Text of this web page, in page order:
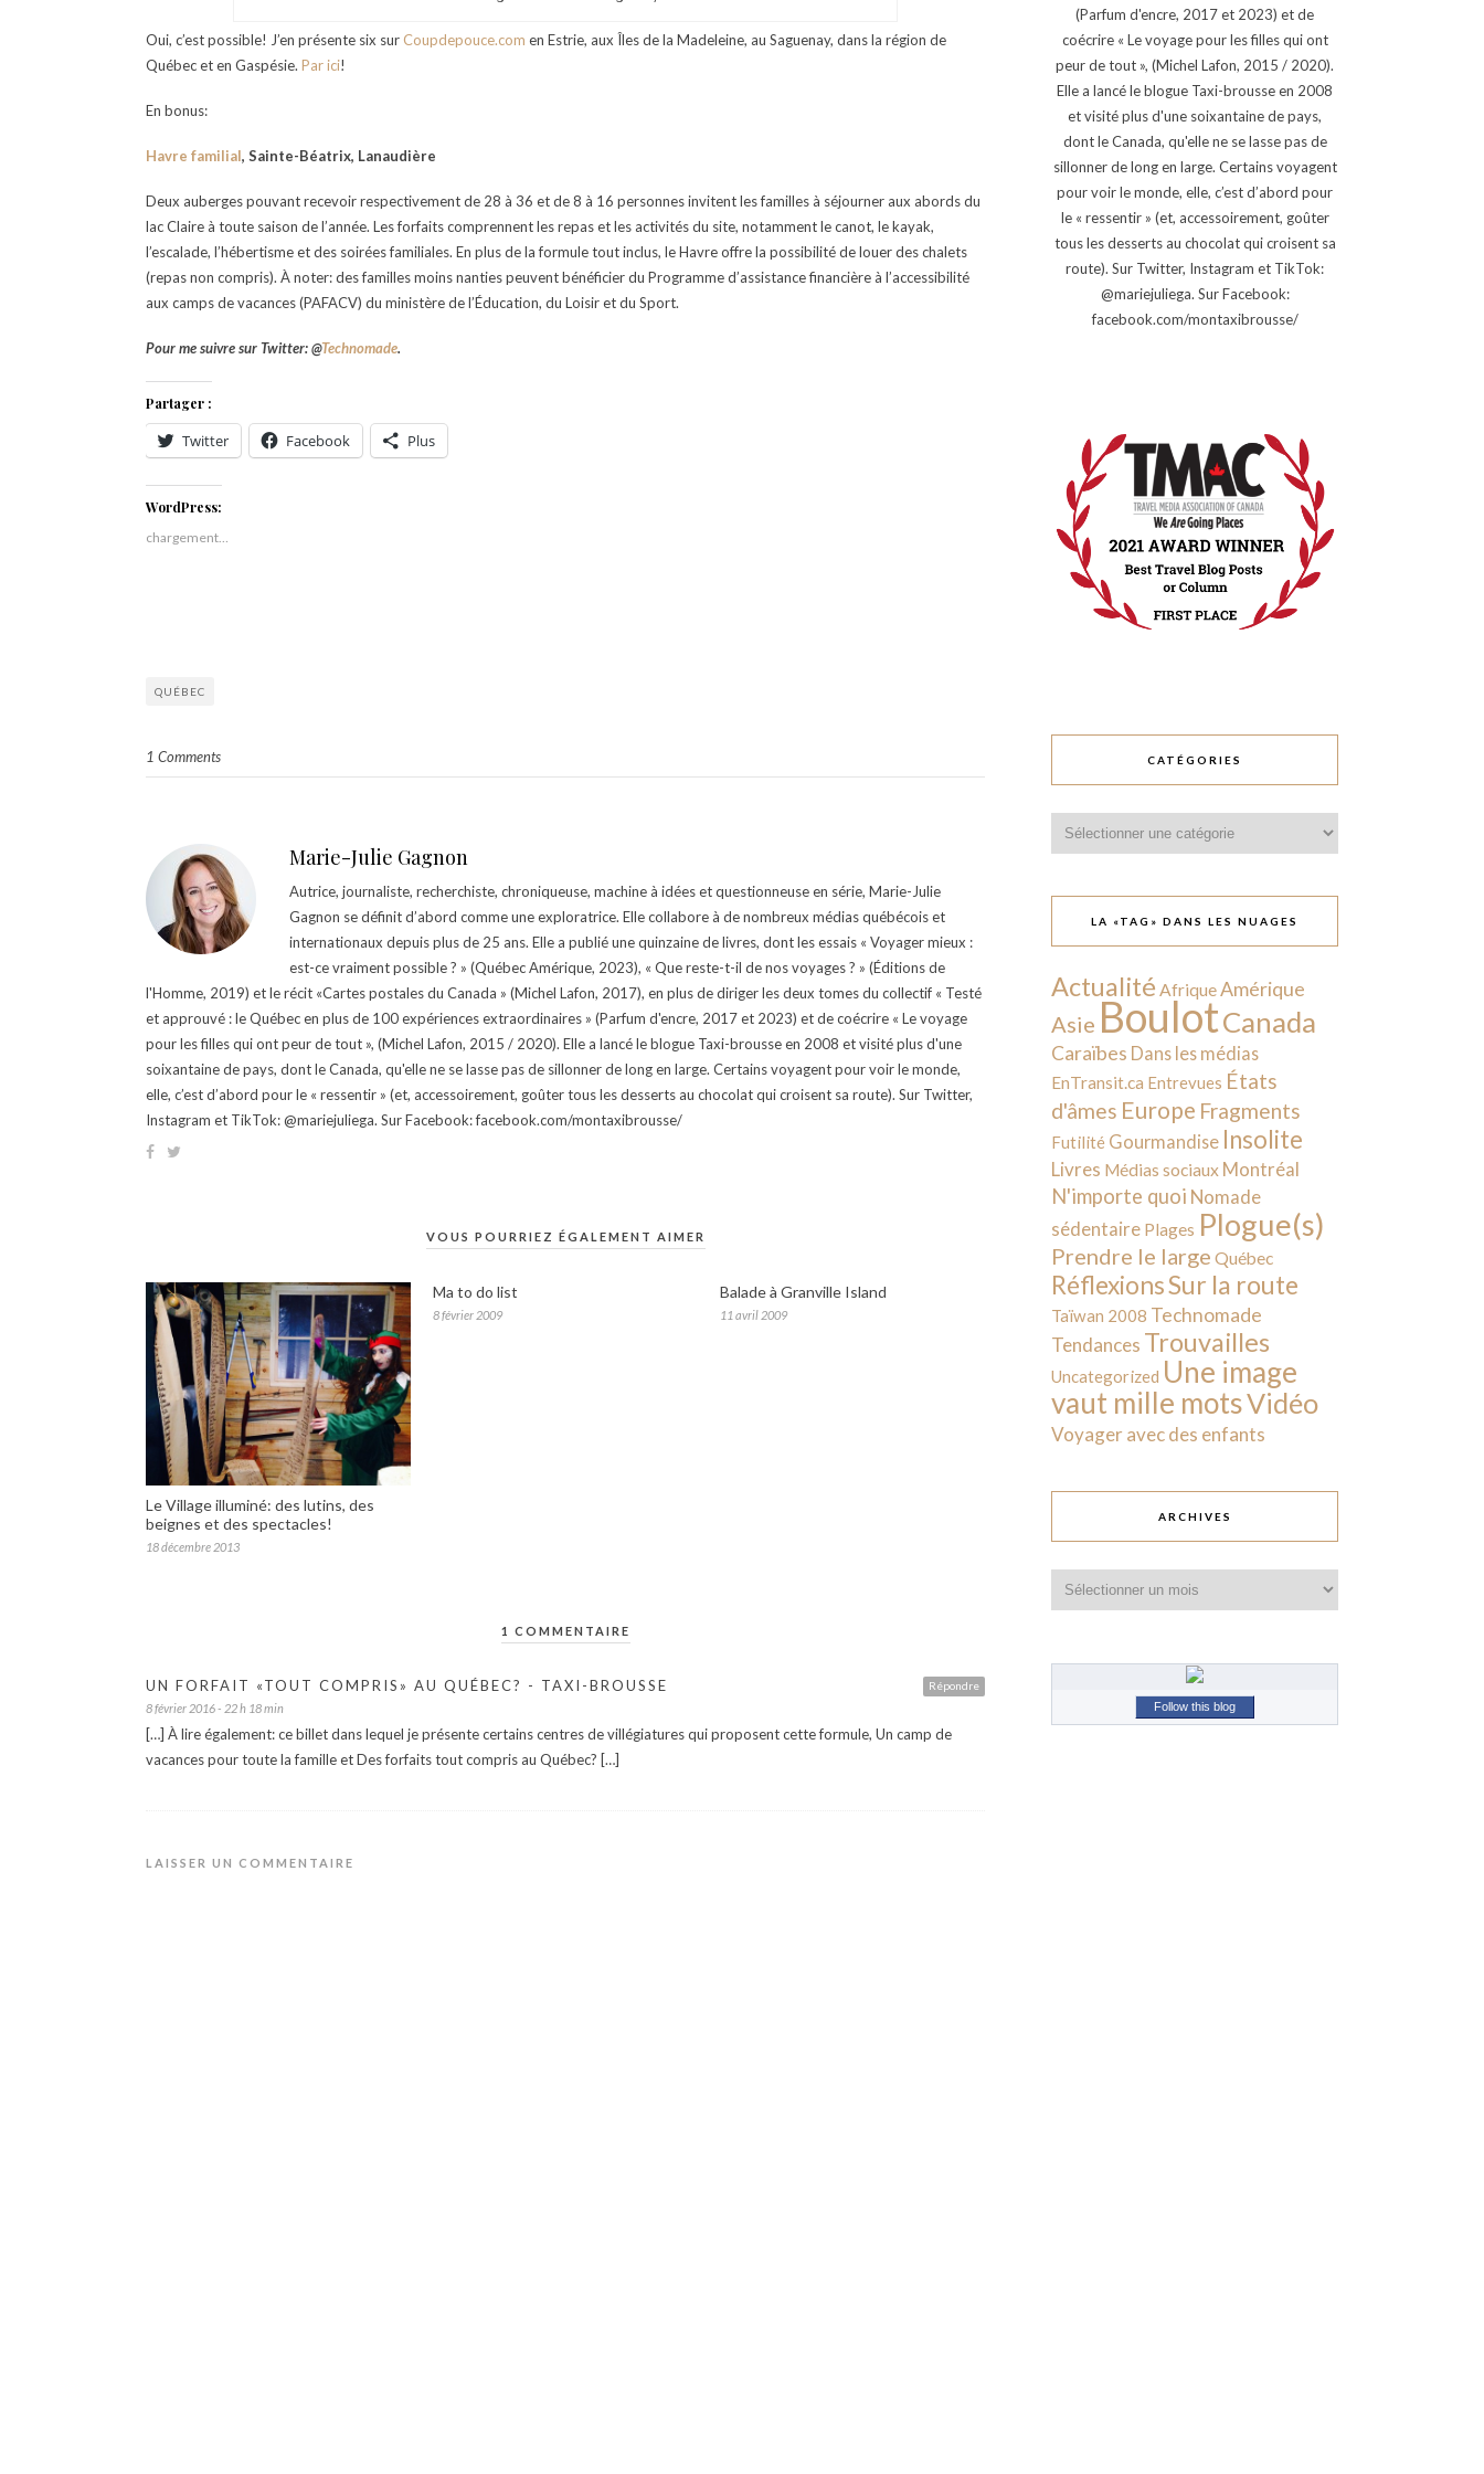
Oui, c’est possible! J’en présente six sur Coupdepouce.com en Estrie, aux Îles de la Madeleine, au Saguenay, dans la région de
Québec et en Gaspésie. Par ici!
En bonus:
Havre familial, Sainte-Béatrix, Lanaudière
Deux auberges pouvant recevoir respectivement de 28 à 36 et de 8 à 16 personnes invitent les familles à séjourner aux abords du
lac Claire à toute saison de l’année. Les forfaits comprennent les repas et les activités du site, notamment le canot, le kayak,
l’escalade, l’hébertisme et des soirées familiales. En plus de la formule tout inclus, le Havre offre la possibilité de louer des chalets
(repas non compris). À noter: des familles moins nanties peuvent bénéficier du Programme d’assistance financière à l’accessibilité
aux camps de vacances (PAFACV) du ministère de l’Éducation, du Loisir et du Sport.
Pour me suivre sur Twitter: @Technomade.
Partager :
Twitter Facebook Plus
WordPress:
chargement…
QUÉBEC
1 Comments
Marie-Julie Gagnon
Autrice, journaliste, recherchiste, chroniqueuse, machine à idées et questionneuse en série, Marie-Julie
Gagnon se définit d’abord comme une exploratrice. Elle collabore à de nombreux médias québécois et
internationaux depuis plus de 25 ans. Elle a publié une quinzaine de livres, dont les essais « Voyager mieux :
est-ce vraiment possible ? » (Québec Amérique, 2023), « Que reste-t-il de nos voyages ? » (Éditions de
l'Homme, 2019) et le récit «Cartes postales du Canada » (Michel Lafon, 2017), en plus de diriger les deux tomes du collectif « Testé
et approuvé : le Québec en plus de 100 expériences extraordinaires » (Parfum d'encre, 2017 et 2023) et de coécrire « Le voyage
pour les filles qui ont peur de tout », (Michel Lafon, 2015 / 2020). Elle a lancé le blogue Taxi-brousse en 2008 et visité plus d'une
soixantaine de pays, dont le Canada, qu'elle ne se lasse pas de sillonner de long en large. Certains voyagent pour voir le monde,
elle, c’est d’abord pour le « ressentir » (et, accessoirement, goûter tous les desserts au chocolat qui croisent sa route). Sur Twitter,
Instagram et TikTok: @mariejuliega. Sur Facebook: facebook.com/montaxibrousse/
VOUS POURRIEZ ÉGALEMENT AIMER
Le Village illuminé: des lutins, des
beignes et des spectacles!
18 décembre 2013
Ma to do list
8 février 2009
Balade à Granville Island
11 avril 2009
1 COMMENTAIRE
Répondre
UN FORFAIT «TOUT COMPRIS» AU QUÉBEC? - TAXI-BROUSSE
8 février 2016 - 22 h 18 min
[…] À lire également: ce billet dans lequel je présente certains centres de villégiatures qui proposent cette formule, Un camp de
vacances pour toute la famille et Des forfaits tout compris au Québec? […]
LAISSER UN COMMENTAIRE
(Parfum d'encre, 2017 et 2023) et de
coécrire « Le voyage pour les filles qui ont
peur de tout », (Michel Lafon, 2015 / 2020).
Elle a lancé le blogue Taxi-brousse en 2008
et visité plus d'une soixantaine de pays,
dont le Canada, qu'elle ne se lasse pas de
sillonner de long en large. Certains voyagent
pour voir le monde, elle, c’est d’abord pour
le « ressentir » (et, accessoirement, goûter
tous les desserts au chocolat qui croisent sa
route). Sur Twitter, Instagram et TikTok:
@mariejuliega. Sur Facebook:
facebook.com/montaxibrousse/
CATÉGORIES
LA «TAG» DANS LES NUAGES
Actualité AfriqueAmérique
Asie BoulotCanada
Caraïbes Dans les médias
EnTransit.ca Entrevues États
d'âmes Europe Fragments
Futilité Gourmandise Insolite
Livres Médias sociaux Montréal
N'importe quoi Nomade
sédentaire Plages Plogue(s)
Prendre le large Québec
RéflexionsSur la route
Taïwan 2008 Technomade
Tendances Trouvailles
Uncategorized Une image
vaut mille motsVidéo
Voyager avec des enfants
ARCHIVES
Follow this blog